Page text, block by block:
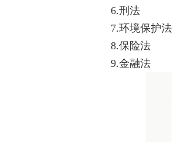
6.刑法
7.环境保护法
8.保险法
9.金融法